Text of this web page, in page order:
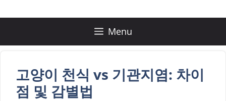
츠
Menu
고양이 천식 vs 기관지염: 차이
점 및 감별법